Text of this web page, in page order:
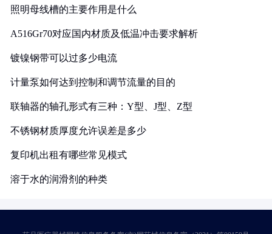
照明母线槽的主要作用是什么
A516Gr70对应国内材质及低温冲击要求解析
镀镍钢带可以过多少电流
计量泵如何达到控制和调节流量的目的
联轴器的轴孔形式有三种：Y型、J型、Z型
不锈钢材质厚度允许误差是多少
复印机出租有哪些常见模式
溶于水的润滑剂的种类